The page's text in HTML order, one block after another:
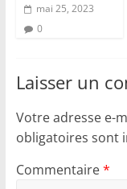
mai 25, 2023
0
Laisser un
Votre adresse e-
obligatoires sont
Commentaire*